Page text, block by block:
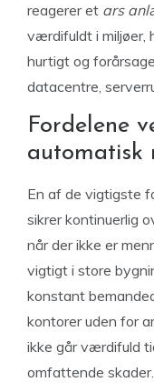
reagerer et ars
værdifuldt i miljøer,
hurtigt og
datacentre,
Fordelene
automatisk
En af de vigtigste
sikrer kontinuerlig
når der ikke er
vigtigt i store
konstant
kontorer uden for
ikke går værdifuld
omfattende skader.